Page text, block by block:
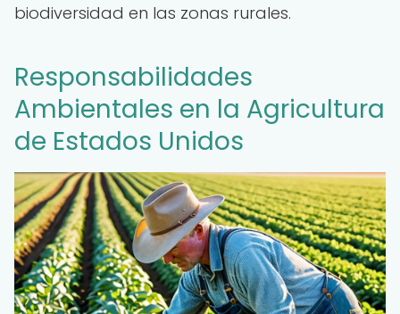
biodiversidad en las zonas rurales.
Responsabilidades
Ambientales en la Agricultura
de Estados Unidos